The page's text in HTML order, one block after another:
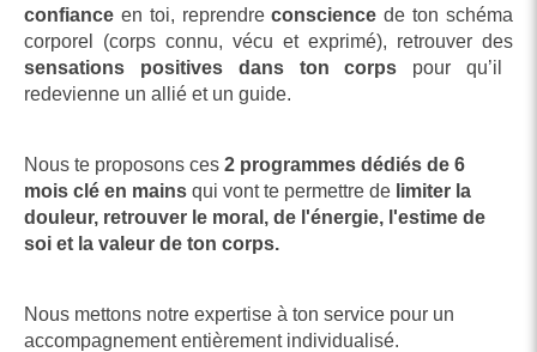
confiance en toi, reprendreconscience de ton schéma
corporel (corps connu, vécu et exprimé), retrouver des
sensations positives dans ton corps pour qu’il
redevienne un allié et un guide.
Nous te proposons ces 2 programmes dédiés de 6
mois clé en mains qui vont te permettre de limiter la
douleur, retrouver le moral, de l'énergie, l'estime de
soi et la valeur de ton corps.
Nous mettons notre expertise à ton service pour un
accompagnement entièrement individualisé.